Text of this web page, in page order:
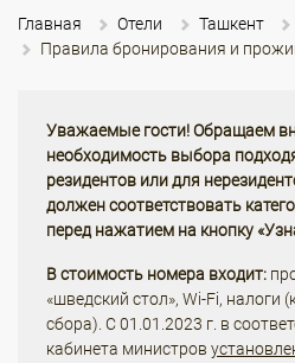
Главная Отели Ташкент
Правила бронирования и
Уважаемые гости! Обращаем
необходимость выбора
резидентов или для
должен соответствовать
перед нажатием на кнопку
В стоимость номера входит:
«шведский стол», Wi-Fi, налоги
сбора). С 01.01.2023 г. в
кабинета министров